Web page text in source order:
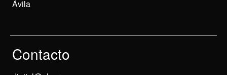
Ávila
Contacto